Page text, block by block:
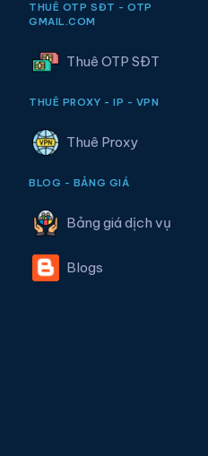
THUÊ OTP SĐT - OTP
GMAIL.COM
Thuê OTP SĐT
THUÊ PROXY - IP - VPN
Thuê Proxy
BLOG - BẢNG GIÁ
Bảng giá dịch vụ
Blogs
🚀 **Tăng Follow/
follow uy tín.
❤️ **Tăng Tim/Like
viral cho video.
👀 **Tăng View/Lượt
hướng nhanh chóng.
💬 **Tăng Comment/
thảo luận sôi nổi.
👁️ **Tăng Mắt
Khách Hàng Nói Gì Về
Hơn
Đã
Sự hài lòng của bạn